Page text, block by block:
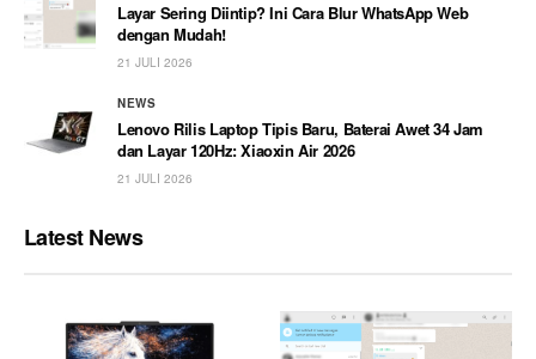
Layar Sering Diintip? Ini Cara Blur WhatsApp Web
dengan Mudah!
21 JULI 2026
NEWS
Lenovo Rilis Laptop Tipis Baru, Baterai Awet 34 Jam
dan Layar 120Hz: Xiaoxin Air 2026
21 JULI 2026
Latest News